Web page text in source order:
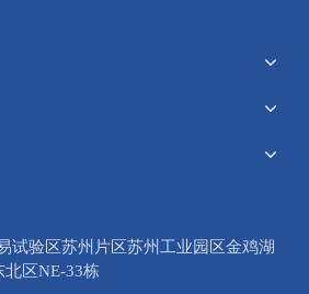
试验区苏州片区苏州工业园区金鸡湖
区NE-33栋